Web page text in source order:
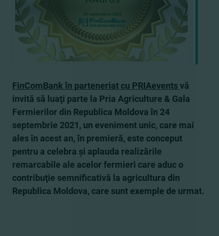
FinComBank în parteneriat cu PRIAeventsvă
invită să luaţi parte la Pria Agriculture & Gala
Fermierilor din Republica Moldova în 24
septembrie 2021, un eveniment unic, care mai
ales în acest an, în premieră, este conceput
pentru a celebra şi aplauda realizările
remarcabile ale acelor fermieri care aduc o
contribuţie semnificativă la agricultura din
Republica Moldova, care sunt exemple de urmat.